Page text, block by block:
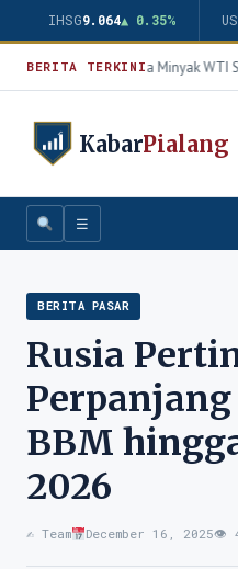
IHSG9.064▲ 0.35%
BERITA TERKINIHarga Minyak WTI
KabarPialang
☰
BERITA PASAR
Rusia
BBM
2026
✍️ Team December 16, 2025👁